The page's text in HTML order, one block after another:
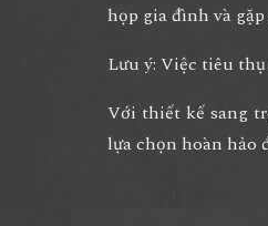
họp gia đình và
Lưu ý: Việc tiêu thụ
Với thiết kế sang
lựa chọn hoàn hảo